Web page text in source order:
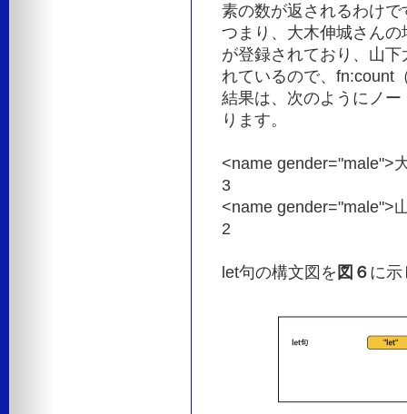
素の数が返されるわけで
つまり、大木伸城さん
が登録されており、山
れているので、fn:count
結果は、次のようにノ
ります。
<name gender="male">
3
<name gender="male">
2
let句の構文図を 図６ に示